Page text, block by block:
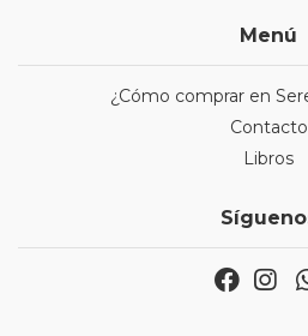
Menú
¿Cómo comprar en
Contacto
Libros